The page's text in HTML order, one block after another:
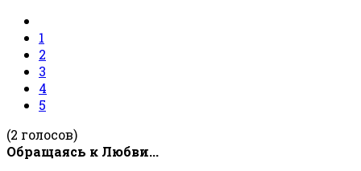
1
2
3
4
5
(2 голосов)
Обращаясь к Любви...